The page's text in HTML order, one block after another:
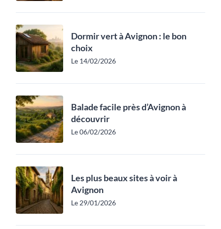
Dormir vert à Avignon : le bon
choix
Le 14/02/2026
Balade facile près d’Avignon à
découvrir
Le 06/02/2026
Les plus beaux sites à voir à
Avignon
Le 29/01/2026